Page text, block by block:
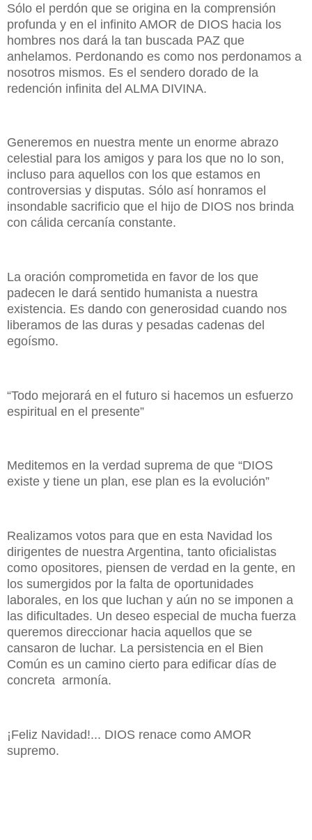
Sólo el perdón que se origina en la comprensión
profunda y en el infinito AMOR de DIOS hacia los
hombres nos dará la tan buscada PAZ que
anhelamos. Perdonando es como nos perdonamos a
nosotros mismos. Es el sendero dorado de la
redención infinita del ALMA DIVINA.
Generemos en nuestra mente un enorme abrazo
celestial para los amigos y para los que no lo son,
incluso para aquellos con los que estamos en
controversias y disputas. Sólo así honramos el
insondable sacrificio que el hijo de DIOS nos brinda
con cálida cercanía constante.
La oración comprometida en favor de los que
padecen le dará sentido humanista a nuestra
existencia. Es dando con generosidad cuando nos
liberamos de las duras y pesadas cadenas del
egoísmo.
“Todo mejorará en el futuro si hacemos un esfuerzo
espiritual en el presente”
Meditemos en la verdad suprema de que “DIOS
existe y tiene un plan, ese plan es la evolución”
Realizamos votos para que en esta Navidad los
dirigentes de nuestra Argentina, tanto oficialistas
como opositores, piensen de verdad en la gente, en
los sumergidos por la falta de oportunidades
laborales, en los que luchan y aún no se imponen a
las dificultades. Un deseo especial de mucha fuerza
queremos direccionar hacia aquellos que se
cansaron de luchar. La persistencia en el Bien
Común es un camino cierto para edificar días de
concreta armonía.
¡Feliz Navidad!... DIOS renace como AMOR
supremo.